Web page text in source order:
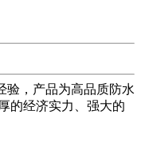
验，产品为高品质防水
的经济实力、强大的